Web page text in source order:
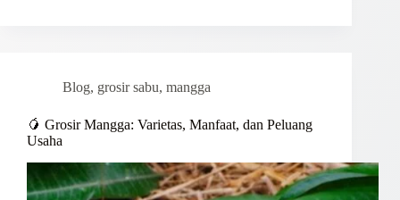
Blog, grosir sabu, mangga
🥭 Grosir Mangga: Varietas, Manfaat, dan Peluang
Usaha